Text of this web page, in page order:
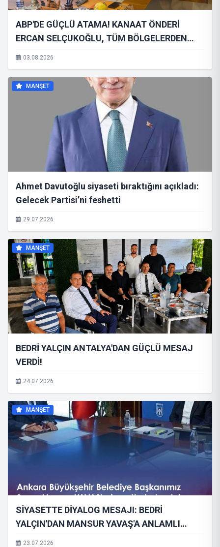
ABP'DE GÜÇLÜ ATAMA! KANAAT ÖNDERİ
ERCAN SELÇUKOĞLU, TÜM BÖLGELERDEN
SORUMLU GENEL BAŞKAN YARDIMCISI OLDU
03.08.2026
MANŞET
Ahmet Davutoğlu siyaseti bıraktığını açıkladı:
Gelecek Partisi’ni feshetti
29.07.2026
MANŞET
BEDRİ YALÇIN ANTALYA'DAN GÜÇLÜ MESAJ
VERDİ!
24.07.2026
MANŞET
SİYASETTE DİYALOG MESAJI: BEDRİ
YALÇIN'DAN MANSUR YAVAŞ'A ANLAMLI
ZİYARET
23.07.2026